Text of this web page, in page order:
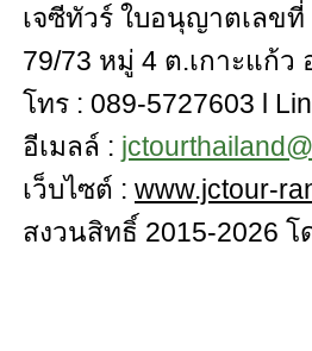
เจซีทัวร์ ใบอนุญาตเลขที่
79/73 หมู่ 4 ต.เกาะแก้ว
โทร : 089-5727603 l
อีเมลล์ :
เว็บไซต์ : www.jctour-
สงวนสิทธิ์ 2015-2026 โ